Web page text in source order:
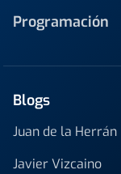
Programación
Blogs
Juan de la Herrán
Javier Vizcaino